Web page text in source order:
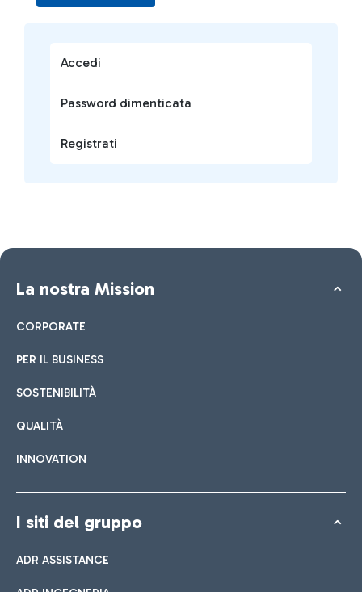
Accedi
Password dimenticata
Registrati
La nostra Mission
CORPORATE
PER IL BUSINESS
SOSTENIBILITÀ
QUALITÀ
INNOVATION
I siti del gruppo
ADR ASSISTANCE